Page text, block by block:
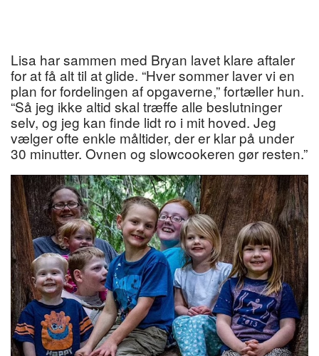
Lisa har sammen med Bryan lavet klare aftaler
for at få alt til at glide. “Hver sommer laver vi en
plan for fordelingen af opgaverne,” fortæller hun.
“Så jeg ikke altid skal træffe alle beslutninger
selv, og jeg kan finde lidt ro i mit hoved. Jeg
vælger ofte enkle måltider, der er klar på under
30 minutter. Ovnen og slowcookeren gør resten.”